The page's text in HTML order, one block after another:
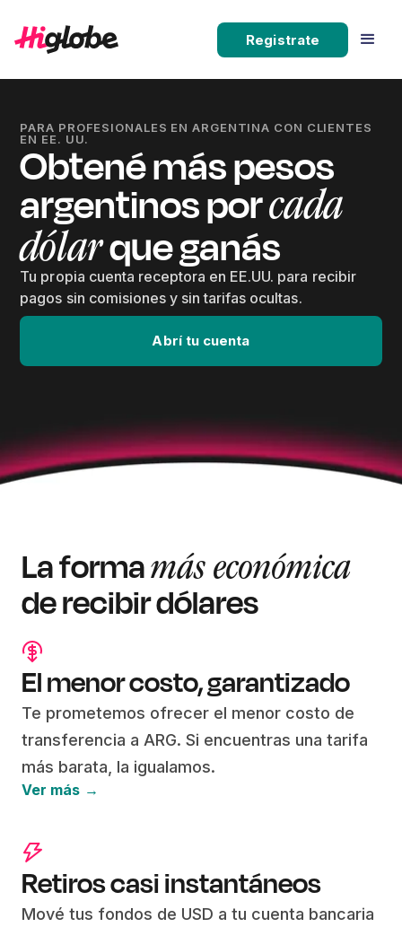
Registrate
PARA PROFESIONALES EN ARGENTINA CON CLIENTES
EN EE. UU.
Obtené más pesos
argentinos porcada
dólarque ganás
Tu propia cuenta receptora en EE.UU. para recibir
pagos sin comisiones y sin tarifas ocultas.
Abrí tu cuenta
La formamás económica
de recibir dólares
El menor costo, garantizado
Te prometemos ofrecer el menor costo de
transferencia a ARG. Si encuentras una tarifa
más barata, la igualamos.
Ver más →
Retiros casi instantáneos
Mové tus fondos de USD a tu cuenta bancaria